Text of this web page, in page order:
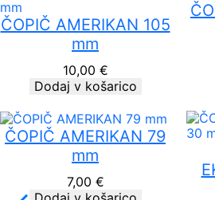
ČOPIČ AMERIKAN 105
mm
10,00 €
Dodaj v košarico
ČOPIČ AMERIKAN 79
mm
7,00 €